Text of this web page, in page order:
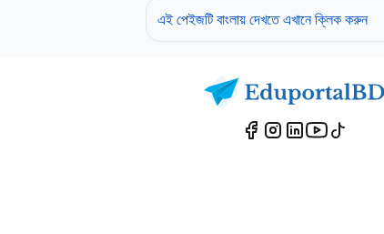
এই পেইজটি বাংলায় দেখতে এখানে ক্লিক করুন